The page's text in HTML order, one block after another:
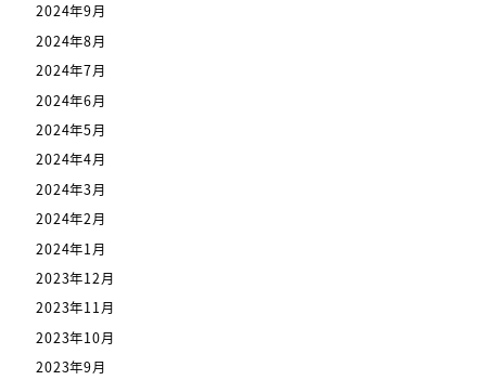
2024年9月
2024年8月
2024年7月
2024年6月
2024年5月
2024年4月
2024年3月
2024年2月
2024年1月
2023年12月
2023年11月
2023年10月
2023年9月